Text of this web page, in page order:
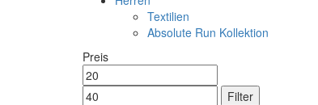
Textilien
Absolute Run Kollektion
Preis
Min.
Preis
Preis
Filter